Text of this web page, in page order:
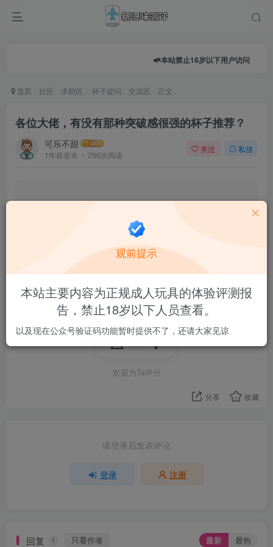
本站禁止18岁以下用户访问
首页 社区 求助区 杯子提问、交流区 正文
各位大佬，有没有那种突破感很强的杯子推荐？
可乐不甜
1年前发布 296次阅读
关注 私信
★★★★
最好带点刺激的
欢迎为Ta评分
分享 收藏
请登录后发表评论
登录 注册
回复 1 只看作者 最新 最热
观前提示
本站主要内容为正规成人玩具的体验评测报
告，禁止18岁以下人员查看。
以及现在公众号验证码功能暂时提供不了，还请大家见谅